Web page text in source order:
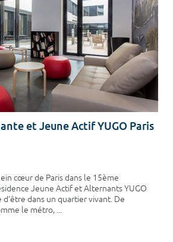
et Jeune Actif YUGO Paris
cœur de Paris dans le 15ème
Jeune Actif et Alternants YUGO
dans un quartier vivant. De
le métro, ...